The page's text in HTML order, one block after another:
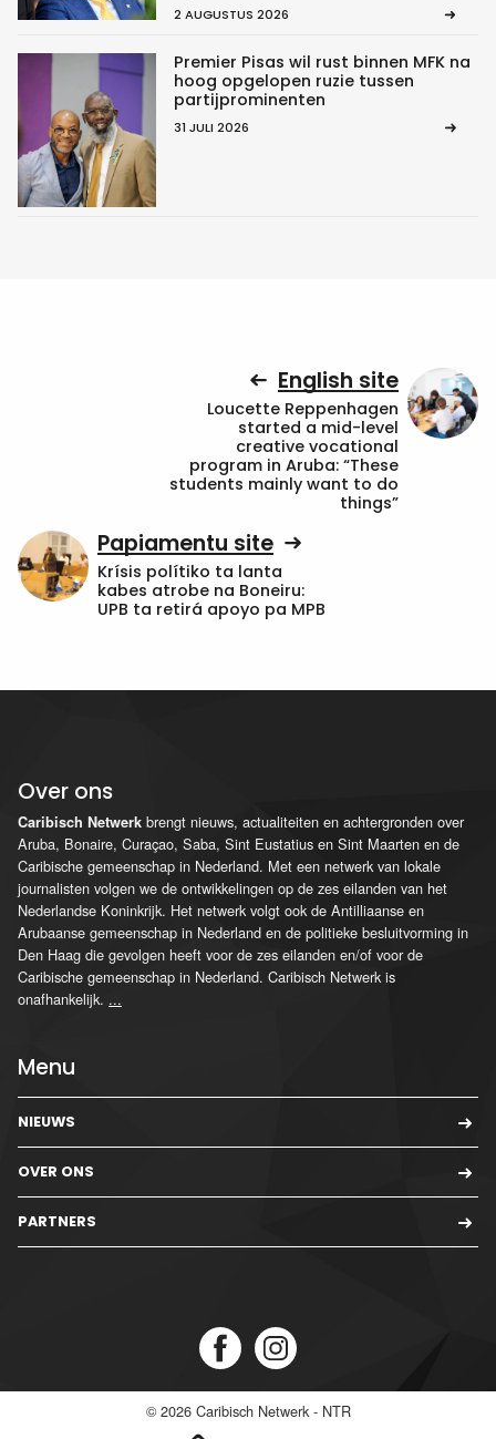
2 AUGUSTUS 2026
Premier Pisas wil rust binnen MFK na
hoog opgelopen ruzie tussen
partijprominenten
31 JULI 2026
English site
Loucette Reppenhagen
started a mid-level
creative vocational
program in Aruba: “These
students mainly want to do
things”
Papiamentu site
Krísis polítiko ta lanta
kabes atrobe na Boneiru:
UPB ta retirá apoyo pa MPB
Over ons
Caribisch Netwerk brengt nieuws, actualiteiten en achtergronden over
Aruba, Bonaire, Curaçao, Saba, Sint Eustatius en Sint Maarten en de
Caribische gemeenschap in Nederland. Met een netwerk van lokale
journalisten volgen we de ontwikkelingen op de zes eilanden van het
Nederlandse Koninkrijk. Het netwerk volgt ook de Antilliaanse en
Arubaanse gemeenschap in Nederland en de politieke besluitvorming in
Den Haag die gevolgen heeft voor de zes eilanden en/of voor de
Caribische gemeenschap in Nederland. Caribisch Netwerk is
onafhankelijk. ...
Menu
NIEUWS
OVER ONS
PARTNERS
© 2026 Caribisch Netwerk - NTR